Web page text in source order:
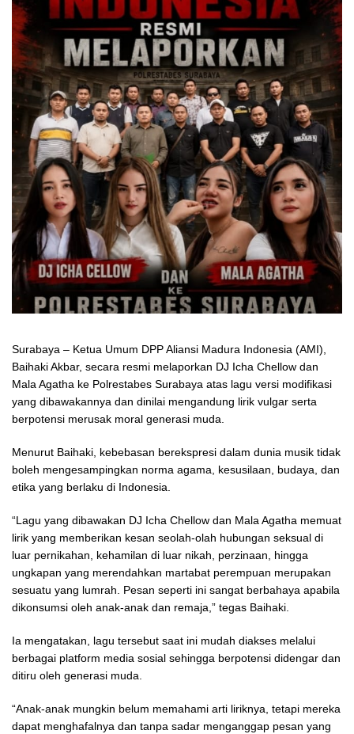
Surabaya – Ketua Umum DPP Aliansi Madura Indonesia (AMI),
Baihaki Akbar, secara resmi melaporkan DJ Icha Chellow dan
Mala Agatha ke Polrestabes Surabaya atas lagu versi modifikasi
yang dibawakannya dan dinilai mengandung lirik vulgar serta
berpotensi merusak moral generasi muda.
Menurut Baihaki, kebebasan berekspresi dalam dunia musik tidak
boleh mengesampingkan norma agama, kesusilaan, budaya, dan
etika yang berlaku di Indonesia.
“Lagu yang dibawakan DJ Icha Chellow dan Mala Agatha memuat
lirik yang memberikan kesan seolah-olah hubungan seksual di
luar pernikahan, kehamilan di luar nikah, perzinaan, hingga
ungkapan yang merendahkan martabat perempuan merupakan
sesuatu yang lumrah. Pesan seperti ini sangat berbahaya apabila
dikonsumsi oleh anak-anak dan remaja,” tegas Baihaki.
Ia mengatakan, lagu tersebut saat ini mudah diakses melalui
berbagai platform media sosial sehingga berpotensi didengar dan
ditiru oleh generasi muda.
“Anak-anak mungkin belum memahami arti liriknya, tetapi mereka
dapat menghafalnya dan tanpa sadar menganggap pesan yang